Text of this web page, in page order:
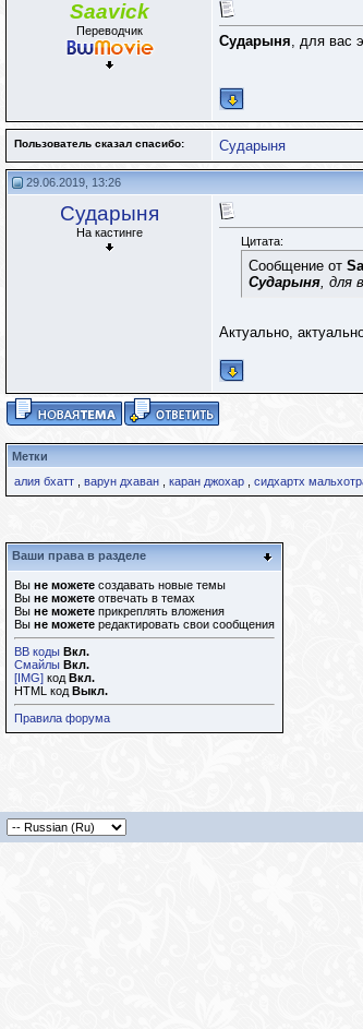
Saavick
Переводчик
Сударыня, для вас
Пользователь сказал cпасибо: Сударыня
29.06.2019, 13:26
Сударыня
На кастинге
Цитата:
Сообщение от
Сударыня, для
Актуально,
Метки
алия бхатт
варун дхаван каран джохар сидхартх
Ваши права в разделе
Вы не можете создавать новые темы
Вы не можете отвечать в темах
Вы не можете прикреплять вложения
Вы не можете редактировать свои сообщения
BB коды Вкл.
Смайлы Вкл.
[IMG] код Вкл.
HTML код Выкл.
Правила форума